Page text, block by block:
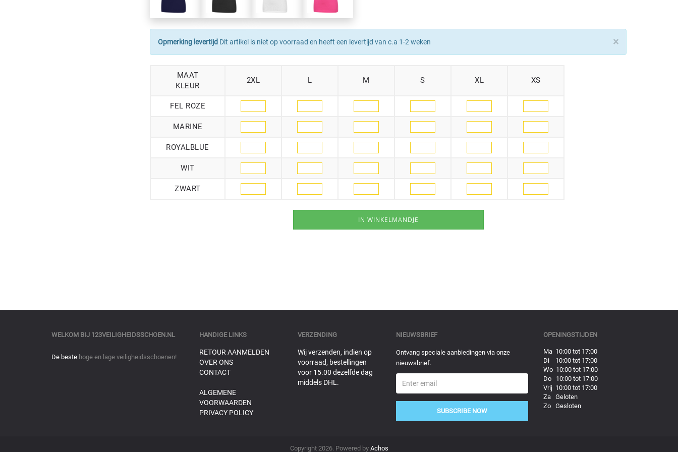
×
Opmerking levertijd Dit artikel is niet op voorraad en heeft een levertijd van c.a 1-2 weken
MAAT
KLEUR
2XL L M S XL XS
FEL ROZE
MARINE
ROYALBLUE
WIT
ZWART
WELKOM BIJ 123VEILIGHEIDSSCHOEN.NL
De beste hoge en lage veiligheidsschoenen!
HANDIGE LINKS
RETOUR AANMELDEN
OVER ONS
CONTACT
ALGEMENE
VOORWAARDEN
PRIVACY POLICY
VERZENDING
Wij verzenden, indien op
voorraad, bestellingen
voor 15.00 dezelfde dag
middels DHL.
NIEUWSBRIEF
Ontvang speciale aanbiedingen via onze
nieuwsbrief.
SUBSCRIBE NOW
OPENINGSTIJDEN
Ma 10:00 tot 17:00
Di 10:00 tot 17:00
Wo 10:00 tot 17:00
Do 10:00 tot 17:00
Vrij 10:00 tot 17:00
Za Geloten
Zo Gesloten
Copyright 2026. Powered by Achos